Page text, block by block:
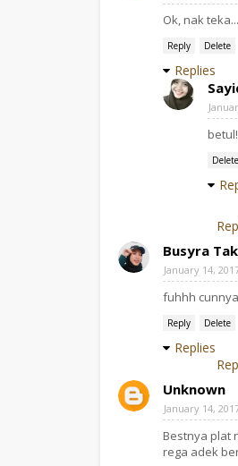
Ok, nak
Reply Delete
Replies
Delete
Busyra
January 14,
fuhhh
Reply Delete
Replies
Unknown
January 14,
Bestnya plat
rega adek